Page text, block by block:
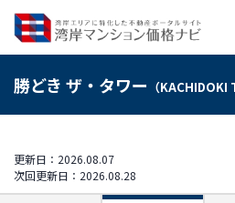
勝どき ザ・タワー （KACHIDOKI
更新日：2026.08.07
次回更新日：2026.08.28